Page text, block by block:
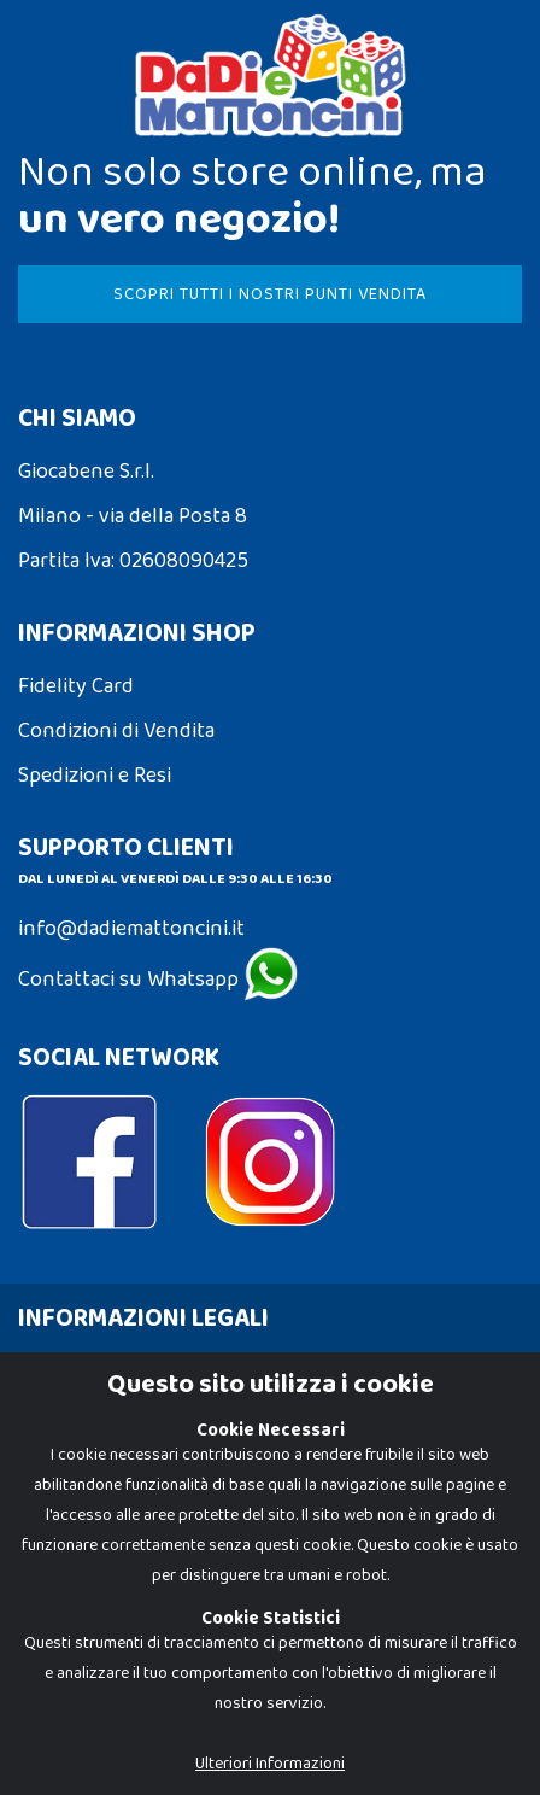
Non solo store online, ma
un vero negozio!
SCOPRI TUTTI I NOSTRI PUNTI VENDITA
CHI SIAMO
Giocabene S.r.l.
Milano - via della Posta 8
Partita Iva: 02608090425
INFORMAZIONI SHOP
Fidelity Card
Condizioni di Vendita
Spedizioni e Resi
SUPPORTO CLIENTI
DAL LUNEDÌ AL VENERDÌ DALLE 9:30 ALLE 16:30
info@dadiemattoncini.it
Contattaci su Whatsapp
SOCIAL NETWORK
INFORMAZIONI LEGALI
Cookie Policy
Dadi e Mattoncini è un brand di Giocabene Srl. Ogni riproduzione o utilizzo non
I prezzi e le promozioni pubblicate potrebbero differire da quanto esposto in
Questo sito utilizza i cookie
Cookie Necessari
I cookie necessari contribuiscono a rendere fruibile il sito web
abilitandone funzionalità di base quali la navigazione sulle pagine e
l'accesso alle aree protette del sito. Il sito web non è in grado di
funzionare correttamente senza questi cookie. Questo cookie è usato
per distinguere tra umani e robot.
Cookie Statistici
Questi strumenti di tracciamento ci permettono di misurare il traffico
e analizzare il tuo comportamento con l'obiettivo di migliorare il
nostro servizio.
Ulteriori Informazioni